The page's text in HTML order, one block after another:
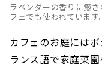
ラベンダーの香りに癒
フェでも使われています。
カフェのお庭には
ランス語で家庭菜